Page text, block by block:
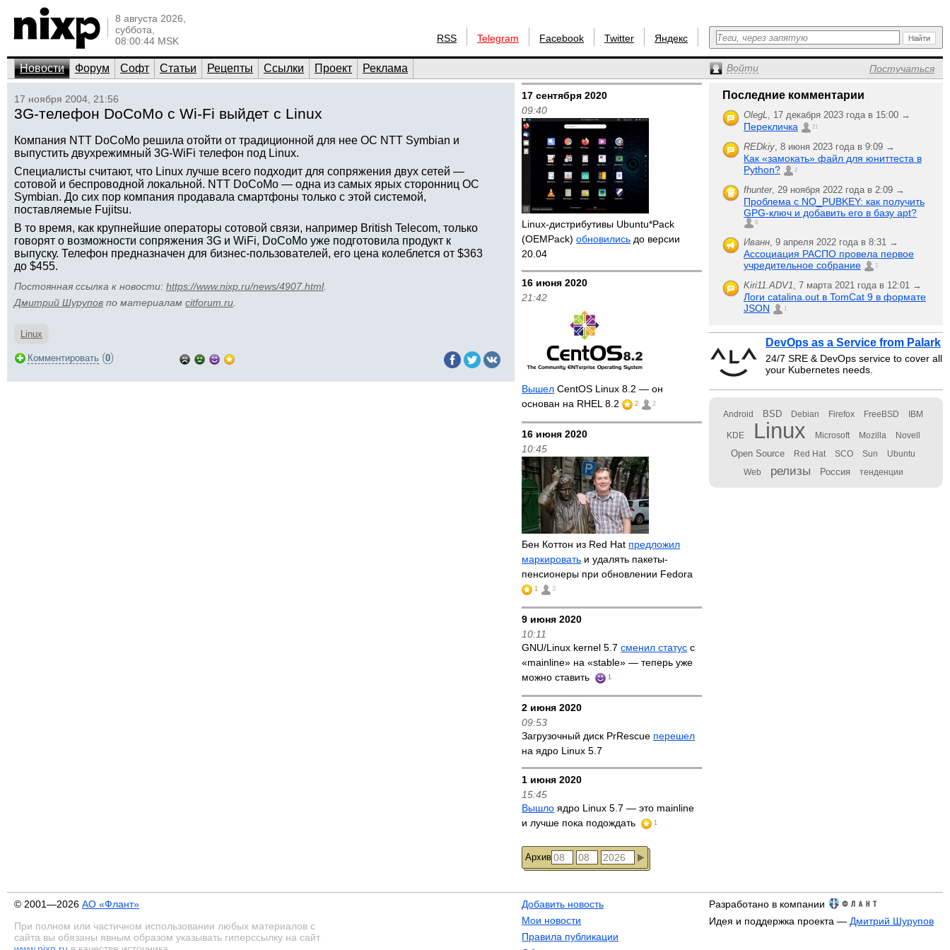
8 августа 2026,
суббота,
08:00:44 MSK
RSS Telegram Facebook Twitter Яндекс
Новости Форум Софт Статьи Рецепты Ссылки Проект Реклама Войти Постучаться
17 ноября 2004, 21:56
3G-телефон DoCoMo с Wi-Fi выйдет с Linux
Компания NTT DoCoMo решила отойти от традиционной для нее ОС NTT Symbian и
выпустить двухрежимный 3G-WiFi телефон под Linux.
Специалисты считают, что Linux лучше всего подходит для сопряжения двух сетей —
сотовой и беспроводной локальной. NTT DoCoMo — одна из самых ярых сторонниц ОС
Symbian. До сих пор компания продавала смартфоны только с этой системой,
поставляемые Fujitsu.
В то время, как крупнейшие операторы сотовой связи, например British Telecom, только
говорят о возможности сопряжения 3G и WiFi, DoCoMo уже подготовила продукт к
выпуску. Телефон предназначен для бизнес-пользователей, его цена колеблется от $363
до $455.
Постоянная ссылка к новости: https://www.nixp.ru/news/4907.html.
Дмитрий Шурупов по материалам citforum.ru
Linux
Комментировать (0)
17 сентября 2020
09:40
Linux-дистрибутивы Ubuntu*Pack
(OEMPack)обновились до версии
20.04
16 июня 2020
21:42
Вышел CentOS Linux 8.2 — он
основан на RHEL 8.2
2 2
16 июня 2020
10:45
Бен Коттон из Red Hat предложил
маркировать и удалять пакеты-
пенсионеры при обновлении Fedora
1 3
9 июня 2020
10:11
GNU/Linux kernel 5.7сменил статус с
«mainline» на «stable» — теперь уже
можно ставить
1
2 июня 2020
09:53
Загрузочный диск PrRescue перешел
на ядро Linux 5.7
1 июня 2020
15:45
Вышло ядро Linux 5.7 — это mainline
и лучше пока подождать
1
Архив
Последние комментарии
OlegL, 17 декабря 2023 года в 15:00 →
Перекличка 21
REDkiy, 8 июня 2023 года в 9:09 →
Как «замокать» файл для юниттеста в
Python?
2
fhunter, 29 ноября 2022 года в 2:09 →
Проблема с NO_PUBKEY: как получить
GPG-ключ и добавить его в базу apt?
6
Иванн, 9 апреля 2022 года в 8:31 →
Ассоциация РАСПО провела первое
учредительное собрание
1
Kiri11.ADV1, 7 марта 2021 года в 12:01 →
Логи catalina.out в TomCat 9 в формате
JSON
1
DevOps as a Service from Palark
24/7 SRE & DevOps service to cover all
your Kubernetes needs.
Android BSD Debian Firefox FreeBSD IBM
KDE Linux Microsoft Mozilla Novell
Open Source Red Hat SCO Sun Ubuntu
Web релизы Россия тенденции
© 2001—2026 АО «Флант»
При полном или частичном использовании любых материалов с
сайта вы обязаны явным образом указывать гиперссылку на сайт
Добавить новость
Мои новости
Правила публикации
Разработано в компании
Идея и поддержка проекта — Дмитрий Шурупов